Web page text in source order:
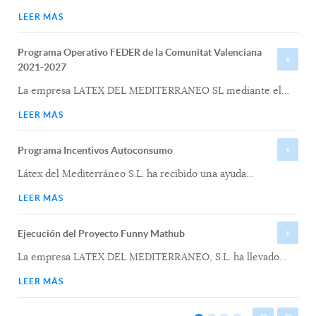
LEER MÁS
Programa Operativo FEDER de la Comunitat Valenciana
2021-2027
La empresa LATEX DEL MEDITERRANEO SL mediante el
LEER MÁS
Programa Incentivos Autoconsumo
Látex del Mediterráneo S.L. ha recibido una ayuda
LEER MÁS
Ejecución del Proyecto Funny Mathub
La empresa LATEX DEL MEDITERRANEO, S.L. ha llevado
LEER MÁS